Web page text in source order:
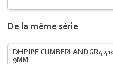
De la même série
DH PIPE CUMBERLAND GR4
9MM